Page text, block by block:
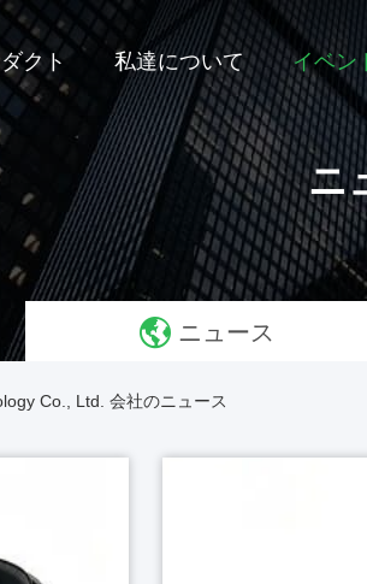
クト 私達について イベン
ニ
ニュース
Co., Ltd. 会社のニュース